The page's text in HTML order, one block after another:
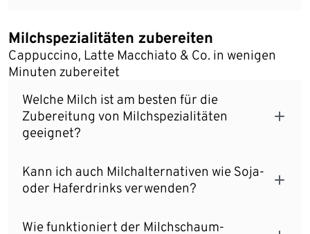
Milchspezialitäten zubereiten
Cappuccino, Latte Macchiato & Co. in wenigen
Minuten zubereitet
Welche Milch ist am besten für die
Zubereitung von Milchspezialitäten
geeignet?
Kann ich auch Milchalternativen wie Soja-
oder Haferdrinks verwenden?
Wie funktioniert der Milchschaum-